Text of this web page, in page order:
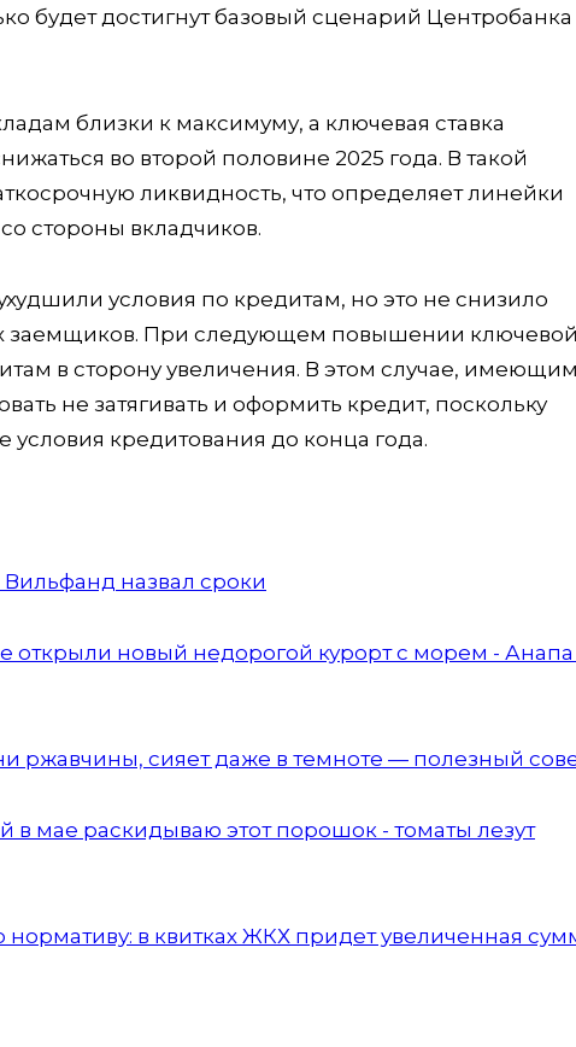
будет достигнут базовый сценарий Центробанка
близки к максимуму, а ключевая ставка
во второй половине 2025 года. В такой
ликвидность, что определяет линейки
стороны вкладчиков.
условия по кредитам, но это не снизило
заемщиков. При следующем повышении ключевой
в сторону увеличения. В этом случае, имеющим
не затягивать и оформить кредит, поскольку
условия кредитования до конца года.
назвал сроки
открыли новый недорогой курорт с морем - Анапа
ржавчины, сияет даже в темноте — полезный
мае раскидываю этот порошок - томаты лезут
нормативу: в квитках ЖКХ придет увеличенная